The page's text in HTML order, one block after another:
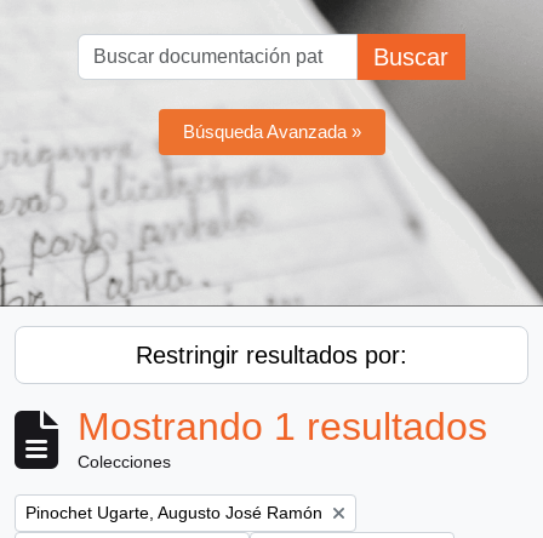
Buscar
Búsqueda Avanzada »
Restringir resultados por:
Mostrando 1 resultados
Colecciones
Remove filter:
Pinochet Ugarte, Augusto José Ramón